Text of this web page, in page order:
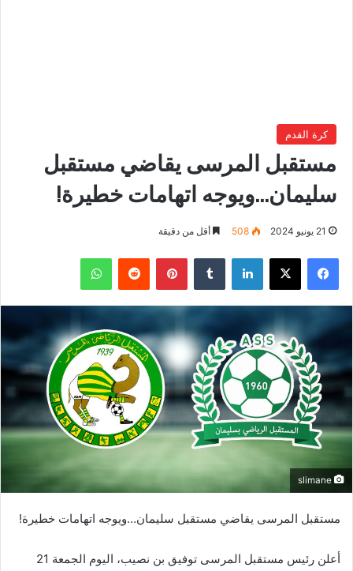
كرة القدم
مستقبل المرسى يقاضي مستقبل
سليمان…ويوجه اتهامات خطيرة!
21 يونيو 2024 508 أقل من دقيقة
فيسبوك ‫X لينكدإن بينتيريست واتساب
مستقبل المرسى يقاضي مستقبل سليمان…ويوجه اتهامات خطيرة!
أعلن رئيس مستقبل المرسى توفيق بن نصيب، اليوم الجمعة 21